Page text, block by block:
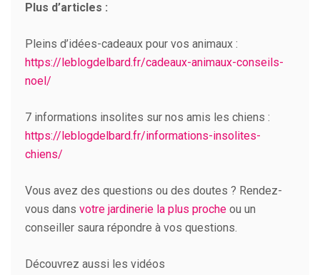
Plus d’articles :
Pleins d’idées-cadeaux pour vos animaux :
https://leblogdelbard.fr/cadeaux-animaux-conseils-
noel/
7 informations insolites sur nos amis les chiens :
https://leblogdelbard.fr/informations-insolites-
chiens/
Vous avez des questions ou des doutes ? Rendez-
vous dans votre jardinerie la plus proche ou un
conseiller saura répondre à vos questions.
Découvrez aussi les vidéos